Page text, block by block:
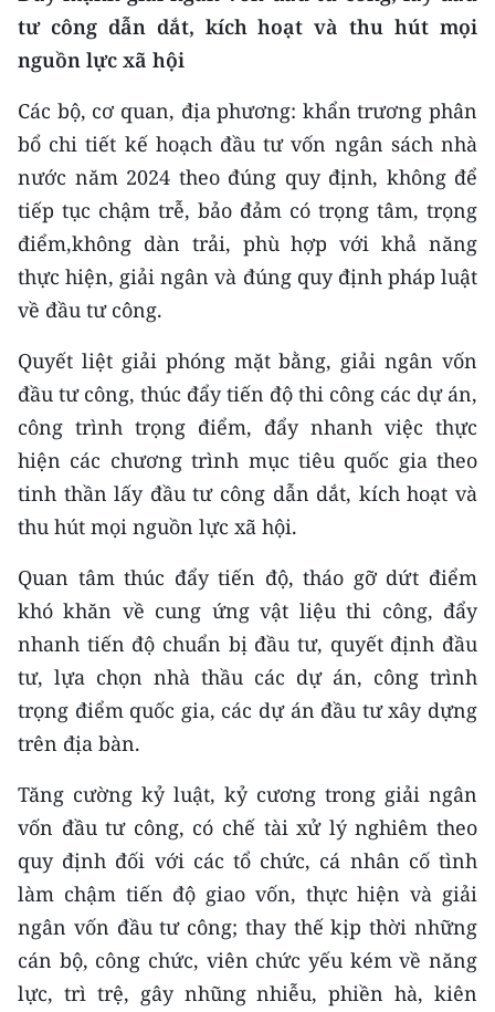
tư công dẫn dắt, kích hoạt và thu hút mọi
nguồn lực xã hội
Các bộ, cơ quan, địa phương: khẩn trương phân
bổ chi tiết kế hoạch đầu tư vốn ngân sách nhà
nước năm 2024 theo đúng quy định, không để
tiếp tục chậm trễ, bảo đảm có trọng tâm, trọng
điểm,không dàn trải, phù hợp với khả năng
thực hiện, giải ngân và đúng quy định pháp luật
về đầu tư công.
Quyết liệt giải phóng mặt bằng, giải ngân vốn
đầu tư công, thúc đẩy tiến độ thi công các dự án,
công trình trọng điểm, đẩy nhanh việc thực
hiện các chương trình mục tiêu quốc gia theo
tinh thần lấy đầu tư công dẫn dắt, kích hoạt và
thu hút mọi nguồn lực xã hội.
Quan tâm thúc đẩy tiến độ, tháo gỡ dứt điểm
khó khăn về cung ứng vật liệu thi công, đẩy
nhanh tiến độ chuẩn bị đầu tư, quyết định đầu
tư, lựa chọn nhà thầu các dự án, công trình
trọng điểm quốc gia, các dự án đầu tư xây dựng
trên địa bàn.
Tăng cường kỷ luật, kỷ cương trong giải ngân
vốn đầu tư công, có chế tài xử lý nghiêm theo
quy định đối với các tổ chức, cá nhân cố tình
làm chậm tiến độ giao vốn, thực hiện và giải
ngân vốn đầu tư công; thay thế kịp thời những
cán bộ, công chức, viên chức yếu kém về năng
lực, trì trệ, gây nhũng nhiễu, phiền hà, kiên